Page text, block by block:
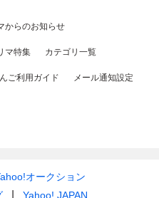
からのお知らせ
マ特集 カテゴリ一覧
ご利用ガイド メール通知設定
オークション
Yahoo! JAPAN